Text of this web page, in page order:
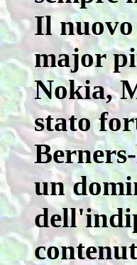
Il nuovo
major
Nokia,
stato
un